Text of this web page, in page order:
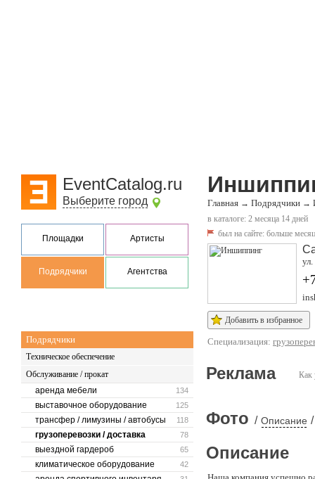
EventCatalog.ru
Выберите город
Площадки Артисты
Подрядчики Агентства
Подрядчики
Техническое обеспечение
Обслуживание / прокат
134
аренда мебели
125
выставочное оборудование
118
трансфер / лимузины / автобусы
78
грузоперевозки / доставка
65
выездной гардероб
42
климатическое оборудование
Главная → Подрядчики →
в каталоге: 2 месяца 14 дней
был на сайте: больше
Добавить в избранное
Специализация:
Как
Реклама
Фото / Описание /
Описание